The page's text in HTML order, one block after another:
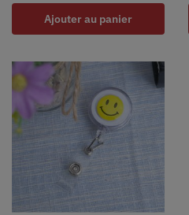
Ajouter au panier